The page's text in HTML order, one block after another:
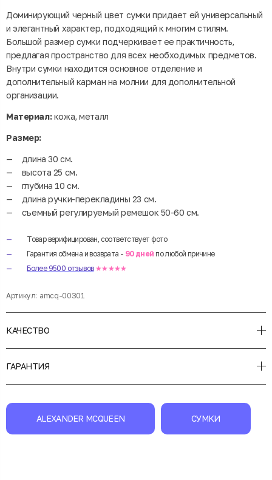
Доминирующий черный цвет сумки придает ей универсальный
и элегантный характер, подходящий к многим стилям.
Большой размер сумки подчеркивает ее практичность,
предлагая пространство для всех необходимых предметов.
Внутри сумки находится основное отделение и
дополнительный карман на молнии для дополнительной
организации.
Материал:кожа, металл
Размер:
длина 30 см.
высота 25 см.
глубина 10 см.
длина ручки-перекладины 23 см.
съемный регулируемый ремешок 50-60 см.
Товар верифицирован, соответствует фото
Гарантия обмена и возврата - 90 дней по любой причине
Более 9500 отзывов ★★★★★
Артикул: amcq-00301
КАЧЕСТВО
ГАРАНТИЯ
ALEXANDER MCQUEEN СУМКИ